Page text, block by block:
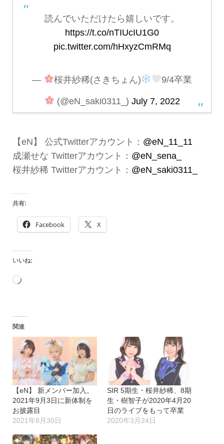
読んでいただけたら嬉しいです。
https://t.co/nTIUcIU1G0
pic.twitter.com/hHxyzCmRMq
— 桜井紗稀(さきちょん) 9/4卒業
(@eN_saki0311_) July 7, 2022
【eN】 公式Twitterアカウント： @eN_11_11
成瀬せな Twitterアカウント： @eN_sena_
桜井紗稀 Twitterアカウント： @eN_saki0311_
共有:
Facebook X
いいね:
読
込
み
中…
関連
【eN】 新メンバー加入。
2021年9月3日に新体制を
お披露目
2021年8月30日
SIR 5期生・桜井紗稀、8期
生・樹智子が2020年4月20
日のライブをもって卒業
2020年3月24日